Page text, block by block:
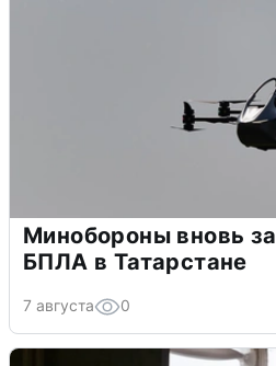
Минобороны вновь
БПЛА в Татарстане
7 августа 0